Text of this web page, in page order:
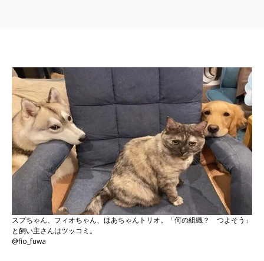
スプちゃん、フィオちゃん、ほあちゃんトリオ。「何の組織？ つよそう」
と飼い主さんはツッコミ。
@fio_fuwa